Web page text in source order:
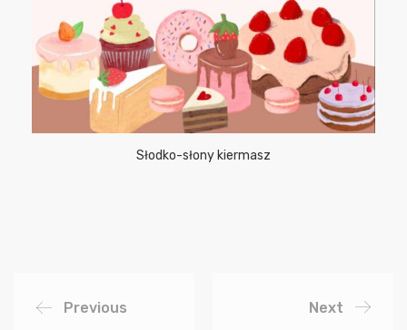
Słodko-słony kiermasz
Previous Next